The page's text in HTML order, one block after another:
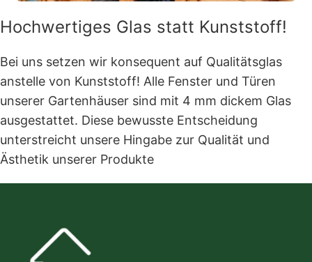
Hochwertiges Glas statt Kunststoff!
Bei uns setzen wir konsequent auf Qualitätsglas
anstelle von Kunststoff! Alle Fenster und Türen
unserer Gartenhäuser sind mit 4 mm dickem Glas
ausgestattet. Diese bewusste Entscheidung
unterstreicht unsere Hingabe zur Qualität und
Ästhetik unserer Produkte